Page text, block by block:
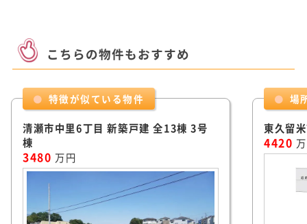
こちらの物件もおすすめ
特徴が似ている物件
清瀬市中里6丁目 新築戸建 全13棟 3号
棟
3480 万円
場
東久留
4420